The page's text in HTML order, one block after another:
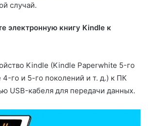
случай.
электронную книгу Kindle к
Kindle (Kindle Paperwhite 5-го
го и 5-го поколений и т. д.) к ПК
USB-кабеля для передачи данных.